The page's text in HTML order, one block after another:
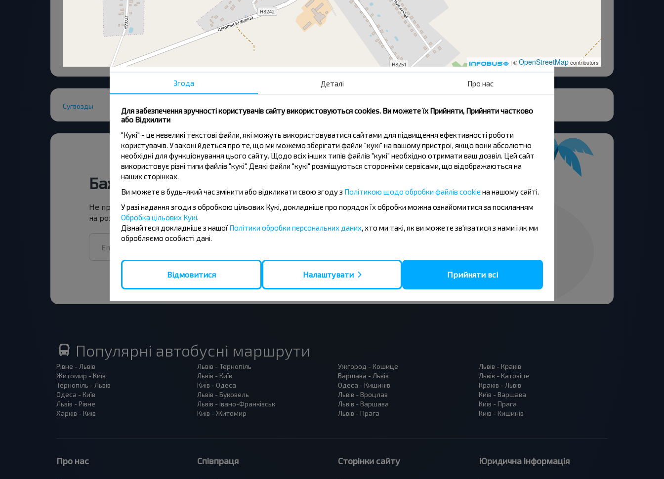
| ©OpenStreetMapcontributors
Сугвозды Сугвозды-1
Бажаєте подорожувати дешевше?
Не пропусти акції, знижки та спеціальні пропозиції, INFOBUS. Підпишись
на розсилку та подорожуй з нами дешевше!
Популярні автобусні маршрути
Рівне - Львів
Житомир - Київ
Тернопіль - Львів
Одеса - Київ
Львів - Рівне
Харків - Київ
Львів - Тернопіль
Львів - Київ
Київ - Одеса
Львів - Буковель
Львів - Івано-Франківськ
Київ - Житомир
Ужгород - Кошице
Варшава - Львів
Одеса - Кишинів
Львів - Вроцлав
Львів - Варшава
Львів - Прага
Львів - Краків
Львів - Катовіце
Краків - Львів
Київ - Варшава
Київ - Прага
Київ - Кишинів
Про нас Співпраця Сторінки сайту Юридична інформація
Згода Деталі Про нас
Для забезпечення зручності користувачів сайту використовуються cookies. Ви можете їх Прийняти, Прийняти частково
або Відхилити
"Кукі" - це невеликі текстові файли, які можуть використовуватися сайтами для підвищення ефективності роботи
користувачів. У законі йдеться про те, що ми можемо зберігати файли "кукі" на вашому пристрої, якщо вони абсолютно
необхідні для функціонування цього сайту. Щодо всіх інших типів файлів "кукі" необхідно отримати ваш дозвіл. Цей сайт
використовує різні типи файлів "кукі". Деякі файли "кукі" розміщуються сторонніми сервісами, що відображаються на
наших сторінках.
Ви можете в будь-який час змінити або відкликати свою згоду з Політикою щодо обробки файлів cookie на нашому сайті.
У разі надання згоди з обробкою цільових Кукі, докладніше про порядок їх обробки можна ознайомитися за посиланням
Обробка цільових Кукі.
Дізнайтеся докладніше з нашої Політики обробки персональних даних, хто ми такі, як ви можете зв'язатися з нами і як ми
обробляємо особисті дані.
Відмовитися Налаштувати Прийняти всі